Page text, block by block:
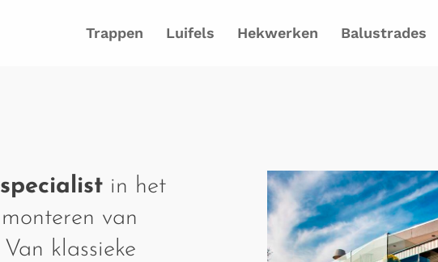
Trappen Luifels Hekwerken Balustrades
specialist in het
van
Van klassieke